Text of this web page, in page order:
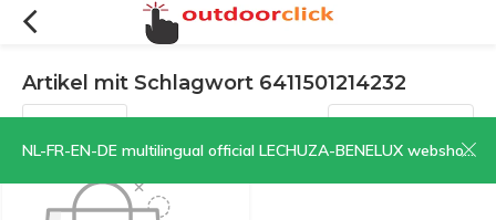
NL-FR-EN-DE multilingual official LECHUZA-BENELUX webshop | CLICK HERE NOW!
Artikel mit Schlagwort 6411501214232
Filter Sortieren nach: